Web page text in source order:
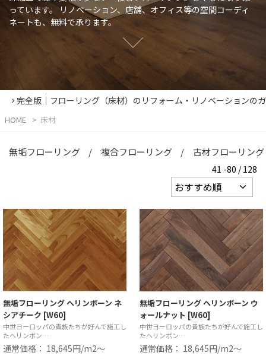
っています。 リノベーション、店舗、オフィス等の空間コーディ
ネートも、無料で承ります。
完全版｜フローリング（床材）のリフォーム・リノベーションの
HOME 床材
無垢フローリング 複合フローリング 古材フローリン
41 -80 / 128
無垢フローリング ヘリンボーン ネ
シアチーク [W60]
中世ヨーロッパの貴族たちが好んで施工し
たヘリンボン…
通常価格： 18,645円/m2〜
無垢フローリング ヘリンボーン ウ
ォールナット [W60]
中世ヨーロッパの貴族たちが好んで施工し
たヘリンボン…
通常価格： 18,645円/m2〜